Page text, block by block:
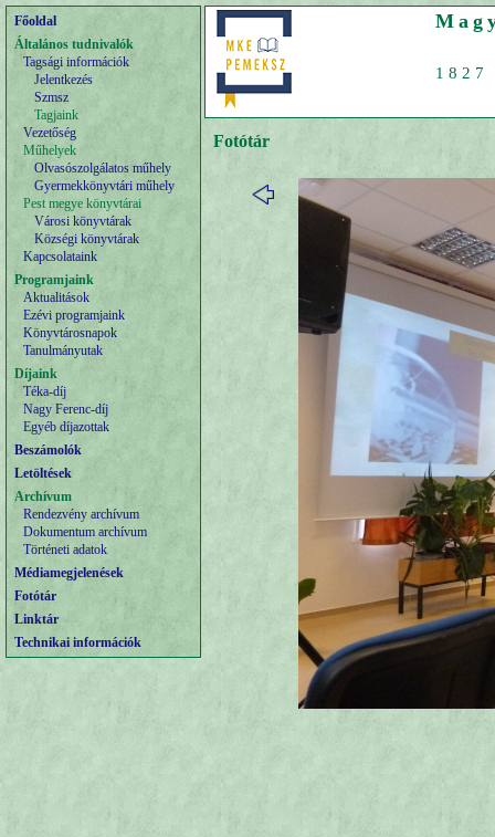
Főoldal
Általános tudnivalók
Tagsági információk
Jelentkezés
Szmsz
Tagjaink
Vezetőség
Műhelyek
Olvasószolgálatos műhely
Gyermekkönyvtári műhely
Pest megye könyvtárai
Városi könyvtárak
Községi könyvtárak
Kapcsolataink
Programjaink
Aktualitások
Ezévi programjaink
Könyvtárosnapok
Tanulmányutak
Díjaink
Téka-díj
Nagy Ferenc-díj
Egyéb díjazottak
Beszámolók
Letöltések
Archívum
Rendezvény archívum
Dokumentum archívum
Történeti adatok
Médiamegjelenések
Fotótár
Linktár
Technikai információk
Fotótár